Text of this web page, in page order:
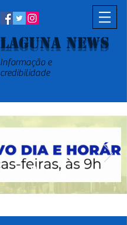
Laguna News
Informação e
credibilidade